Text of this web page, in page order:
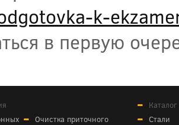
k-
в первую
Очистка приточного
Стали